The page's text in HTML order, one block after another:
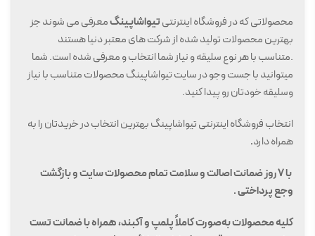
محصولاتی که در فروشگاه اینترنتیتیواشاپینگمعرفی می شوند جز
بهترین محصولات تولید شده از شرکت های معتبر دنیا هستند
.متناسب با هر نوع سلیقه و نیاز شما انتخاب و معرفی شده است. شما
میتوانید با جست وجو در سایت تیواشاپینگ محصولات متناسب با نیاز
وسلیقه خودتان رو پیدا کنید.
انتخاب فروشگاه اینترنتی تیواشاپینگ بهترین انتخاب در خریدتان را به
همراه دارد.
با 7 روز ضمانت اصالت و سلامت تمام محصولات سایت و بازگشت
وجع پرداختی .
کلیه محصولات به‌صورت کاملاً پلمپ و آکبند، همراه با ضمانت تست